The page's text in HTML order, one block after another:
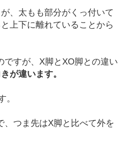
、太もも部分がくっ付いて
上下に離れていることから
ですが、X脚とXO脚との違い
が違います。
。
、つま先はX脚と比べて外を